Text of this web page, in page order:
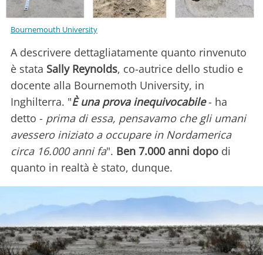
Bournemouth University
A descrivere dettagliatamente quanto rinvenuto
è stata Sally Reynolds, co-autrice dello studio e
docente alla Bournemoth University, in
Inghilterra. "È una prova inequivocabile- ha
detto - prima di essa, pensavamo che gli umani
avessero iniziato a occupare in Nordamerica
circa 16.000 anni fa". Ben 7.000 anni dopo di
quanto in realtà è stato, dunque.